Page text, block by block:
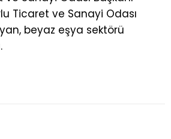
Ticaret ve Sanayi Odası
beyaz eşya sektörü